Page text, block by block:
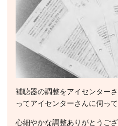
補聴器の調整をアイセンターさ
ってアイセンターさんに伺っ
心細やかな調整ありがとうござ